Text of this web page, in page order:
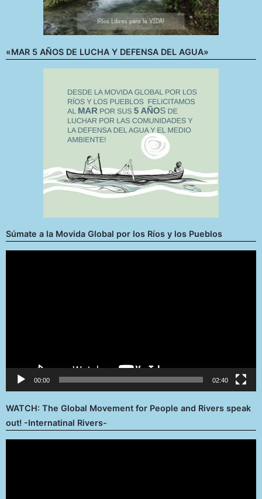
«MAR 5 AÑOS DE LUCHA Y DEFENSA DEL AGUA»
Súmate a la Movida Global por los Ríos y los Pueblos
00:00 02:40
WATCH: The Global Movement for People and Rivers speak
out! -Internatinal Rivers-